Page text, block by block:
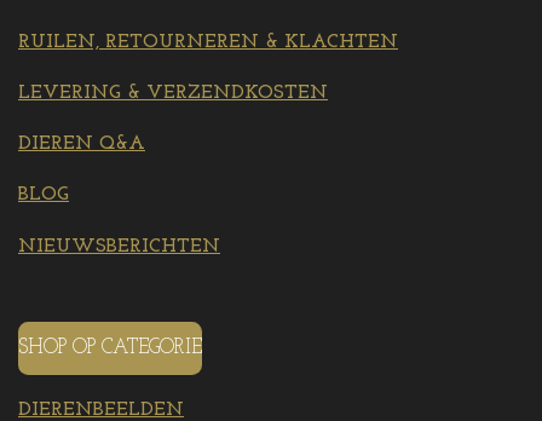
RUILEN, RETOURNEREN & KLACHTEN
LEVERING & VERZENDKOSTEN
DIEREN Q&A
BLOG
NIEUWSBERICHTEN
SHOP OP CATEGORIE
DIERENBEELDEN